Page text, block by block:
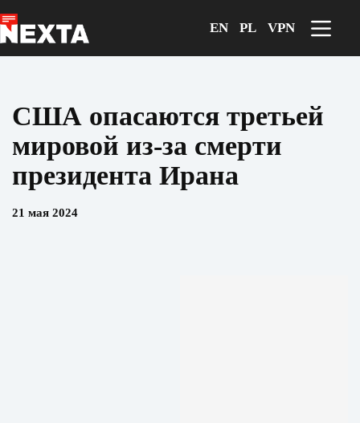
к
сути
EN PL VPN
США опасаются третьей
мировой из-за смерти
президента Ирана
21 мая 2024